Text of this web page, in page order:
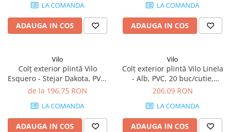
LA COMANDA
ADAUGA IN COS
LA COMANDA
ADAUGA IN COS
Vilo
Colț exterior plintă Vilo
Esquero - Stejar Dakota, PVC,
20 buc/cutie, compatibil
de la 196,75 RON
LA COMANDA
ADAUGA IN COS
Vilo
Colț exterior plintă Vilo Linela
- Alb, PVC, 20 buc/cutie,
compatibil plintă 80 mm
206,09 RON
LA COMANDA
ADAUGA IN COS